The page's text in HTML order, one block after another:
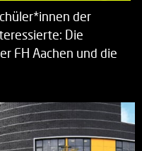
der
Die
FH Aachen und die